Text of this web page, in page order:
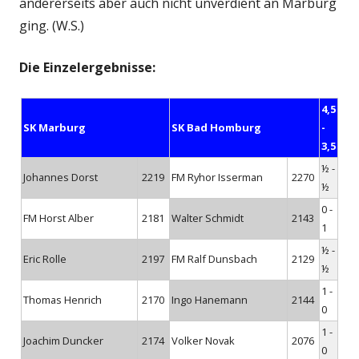
ging. (W.S.)
Die Einzelergebnisse:
SK Marburg SK Bad Homburg
4,5
-
3,5
Johannes Dorst 2219 FM Ryhor Isserman 2270
½ -
½
FM Horst Alber 2181 Walter Schmidt 2143
0 -
1
Eric Rolle 2197 FM Ralf Dunsbach 2129
½ -
½
Thomas Henrich 2170 Ingo Hanemann 2144
1 -
0
Joachim Duncker 2174 Volker Novak 2076
1 -
0